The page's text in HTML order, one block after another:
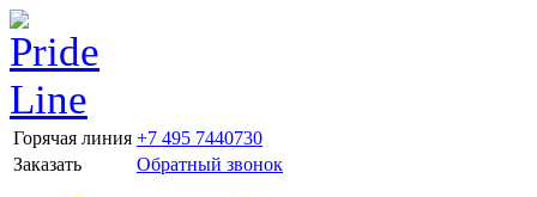
Горячая линия +7 495 7440730
Заказать
Обратный звонок